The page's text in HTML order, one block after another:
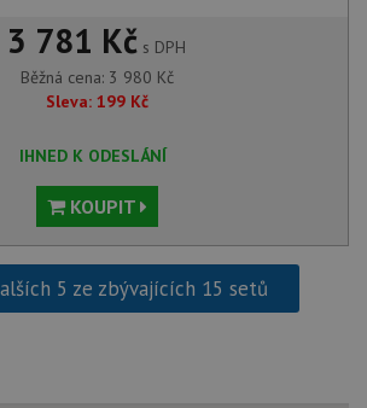
3 781 Kč s DPH
Běžná cena: 3 980 Kč
Sleva: 199 Kč
IHNED K ODESLÁNÍ
KOUPIT
5 ze zbývajících 15 setů
nutné soubory
Výkonové soubory
cílení
Funkční soubory
soubory cookie umožňují základní
stránek, jako je přihlášení
správa účtu. Webové stránky nelze bez
souborů cookie správně používat.
Poskytovatel/
Doména
.aquastone.cz
4 týdny 2